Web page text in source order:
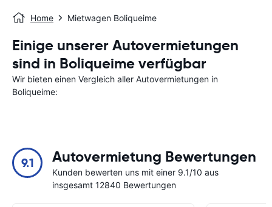
Home Mietwagen Boliqueime
Einige unserer Autovermietungen
sind in Boliqueime verfügbar
Wir bieten einen Vergleich aller Autovermietungen in
Boliqueime:
9.1 Autovermietung Bewertungen
Kunden bewerten uns mit einer 9.1/10 aus
insgesamt 12840 Bewertungen